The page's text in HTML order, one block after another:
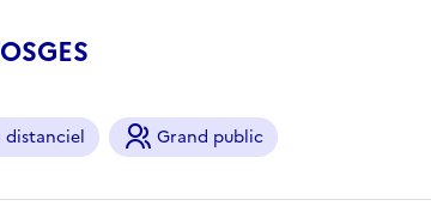
distanciel Grand public